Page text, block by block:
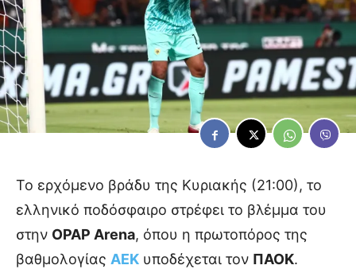
Το ερχόμενο βράδυ της Κυριακής (21:00), το
ελληνικό ποδόσφαιρο στρέφει το βλέμμα του
στην OPAP Arena, όπου η πρωτοπόρος της
βαθμολογίας ΑΕΚ υποδέχεται τον ΠΑΟΚ.